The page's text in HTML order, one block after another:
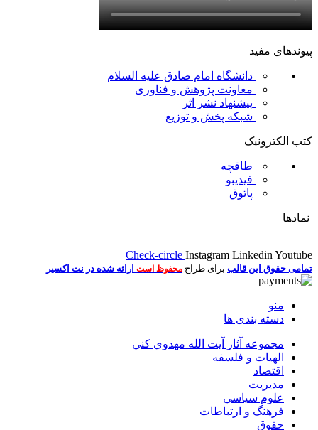
پیوندهای مفید
دانشگاه امام صادق علیه السلام
معاونت پژوهش و فناوری
پیشنهاد نشر اثر
شبکه پخش و توزیع
کتب الکترونیک
طاقچه
فیدیبو
پاتوق
نمادها
Check-circle Instagram Linkedin Youtube
تمامی حقوق این قالب برای طراح محفوظ است ارائه شده در نت اکسیر
منو
دسته بندی ها
مجموعه آثار آيت الله مهدوي كني
الهیات و فلسفه
اقتصاد
مديريت
علوم سياسي
فرهنگ و ارتباطات
حقوق